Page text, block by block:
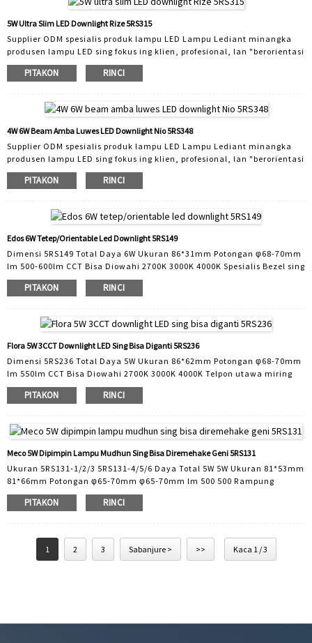
makarya karo kita, nawakake pelanggan solusi cepet kanggo desain
ODM, uga solusi driver sing bisa dimmable kanggo ketemu macem-
5W Ultra Slim LED Downlight Rize 5RS315
Supplier ODM spesialis produk lampu LED Lampu Lediant minangka
produsen lampu LED sing fokus ing klien, profesional, lan "berorientasi
teknologi" wiwit 2005. Kanthi anggota staf R&D 30, Lediant ngatur
kanggo pasar sampeyan. Kita ngrancang lan nggawe lampu mudhun
lampu mudhun domestik, lampu mudhun komersial lan lampu
mudhun cerdas. Kabeh produk sing didol dening Lediant minangka
produk sing dibukak alat lan duwe inovasi dhewe ...
PITAKON RINCI
4W 6W Beam Amba Luwes LED Downlight Nio 5RS348
Supplier ODM spesialis produk lampu LED Lampu Lediant minangka
produsen lampu LED sing fokus ing klien, profesional, lan "berorientasi
teknologi" wiwit 2005. Kanthi anggota staf R&D 30, Lediant ngatur
kanggo pasar sampeyan. Kita ngrancang lan nggawe lampu mudhun
lampu mudhun domestik, lampu mudhun komersial lan lampu
mudhun cerdas. Kabeh produk sing didol dening Lediant minangka
produk sing dibukak alat lan duwe panginepan dhewe ...
PITAKON RINCI
Edos 6W Tetep/orientable Led Downlight 5RS149
Dimensi 5RS149 Total Daya 6W Ukuran 86*31mm Potongan φ68-70mm
lm 500-600lm CCT Bisa Diowahi 2700K 3000K 4000K Spesialis Bezel sing
Bisa Ditukar Pemasok ODM produk lampu LED Lampu Lediant
minangka fokus klien, orientasi profesional, lan "oriented" LED 0 sing
sampeyan. Kita ngrancang lan nggawe lampu mudhun sing cocog
kanggo macem-macem aplikasi. Range produk c...
PITAKON RINCI
Flora 5W 3CCT Downlight LED Sing Bisa Diganti 5RS236
Dimensi 5RS236 Total Daya 5W Ukuran 86*62mm Potongan φ68-70mm
lm 550lm CCT Bisa Diowahi 2700K 3000K 4000K Telpon utawa miring
liwat bezel Rong Versi Produsen Spesialis ODM pemasok produk
downlight LED. 2005. Kanthi 30 anggota staf R&D, Lediant ngatur
sing cocog kanggo macem-macem aplikasi. Prod...
PITAKON RINCI
Meco 5W Dipimpin Lampu Mudhun Sing Bisa Diremehake Geni 5RS131
Ukuran 5RS131-1/2/3 5RS131-4/5/6 Daya Total 5W 5W Ukuran 81*53mm
81*66mm Potongan φ65-70mm φ65-70mm lm 500 500 Rampung
Opsional Bebas Alat Plug sing Kasedhiya Spesialis ODM produk lampu
fokus LED profesional, spesialis ODM sing fokus ing lampu LED
PITAKON RINCI
1 2 3 Sabanjure > >> Kaca 1 / 3